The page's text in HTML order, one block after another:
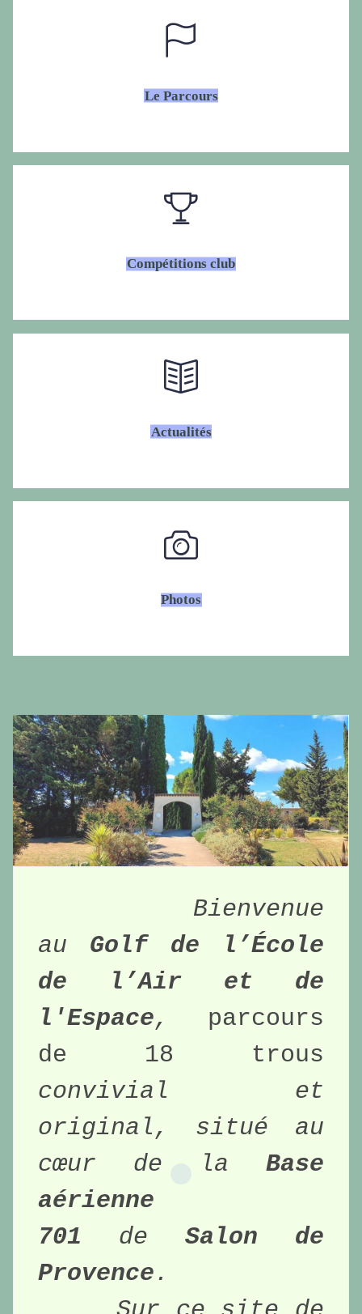
Le Parcours
Compétitions club
Actualités
Photos
Bienvenue
au Golf de l’École
de l’Air et de
l'Espace, parcours
convivial et
original, situé au
cœur de la Base
aérienne
701 de Salon de
Provence.